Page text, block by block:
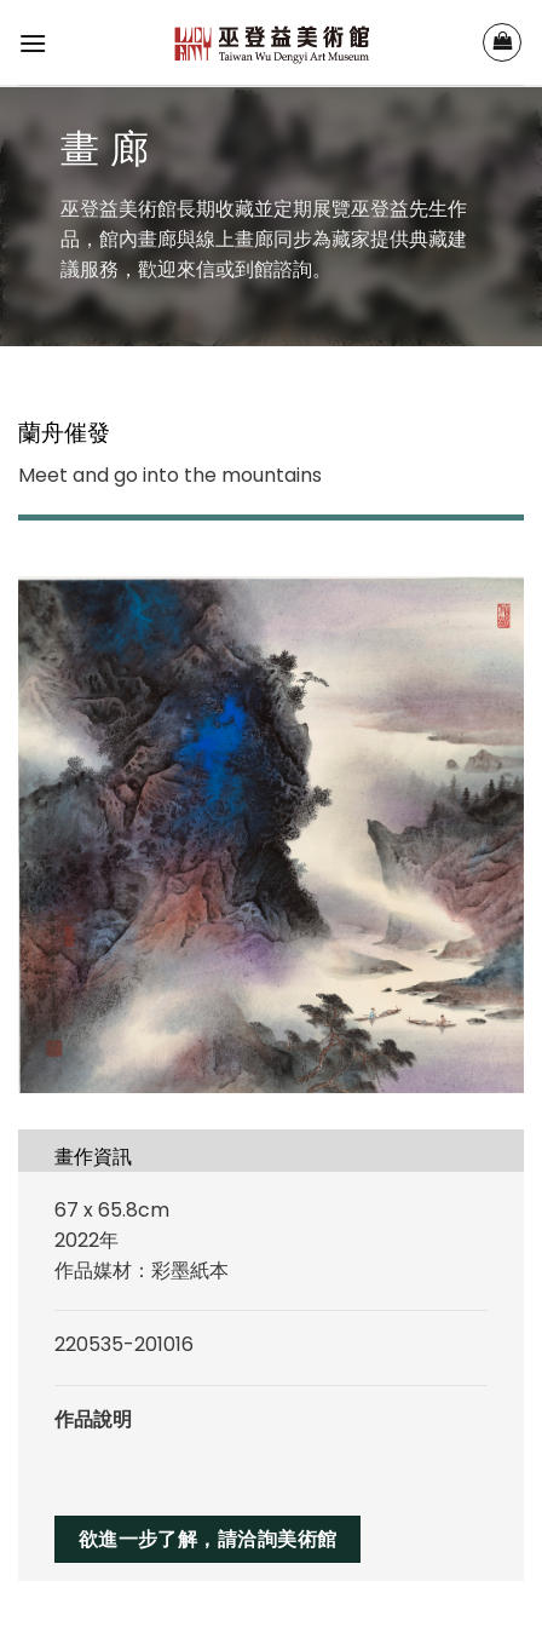
畫 廊
巫登益美術館長期收藏並定期展覽巫登益先生作
品，館內畫廊與線上畫廊同步為藏家提供典藏建
議服務，歡迎來信或到館諮詢。
蘭舟催發
Meet and go into the mountains
畫作資訊
67 x 65.8cm
2022年
作品媒材：彩墨紙本
220535-201016
作品說明
欲進一步了解，請洽詢美術館